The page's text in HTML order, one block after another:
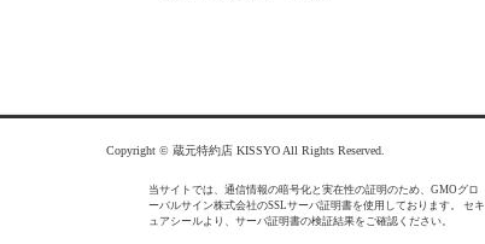
Copyright © 蔵元特約店 KISSYO All Rights Reserved.
当サイトでは、通信情報の暗号化と実在性の証明のため、GMOグロ
ーバルサイン株式会社のSSLサーバ証明書を使用しております。 セキ
ュアシールより、サーバ証明書の検証結果をご確認ください。